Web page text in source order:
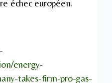
échec européen.
energy-
takes-firm-pro-gas-